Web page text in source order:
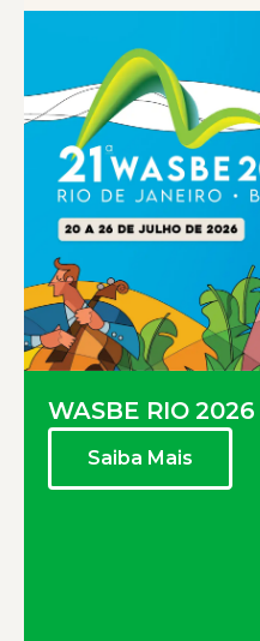
WASBE RIO
Saiba Mais